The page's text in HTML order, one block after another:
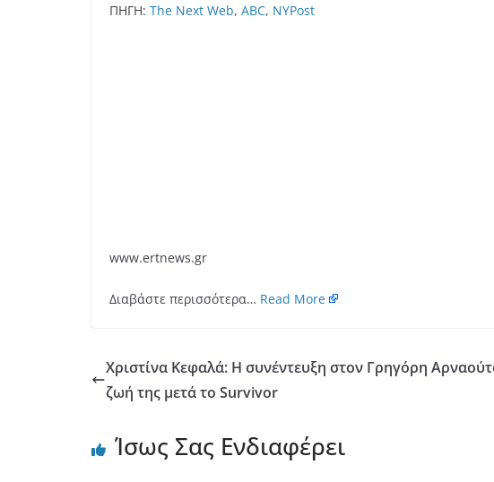
ΠΗΓΗ: The Next Web, ABC, NYPost
www.ertnews.gr
Διαβάστε περισσότερα… Read More
Χριστίνα Κεφαλά: Η συνέντευξη στον Γρηγόρη
ζωή της μετά το Survivor
Ίσως Σας Ενδιαφέρει